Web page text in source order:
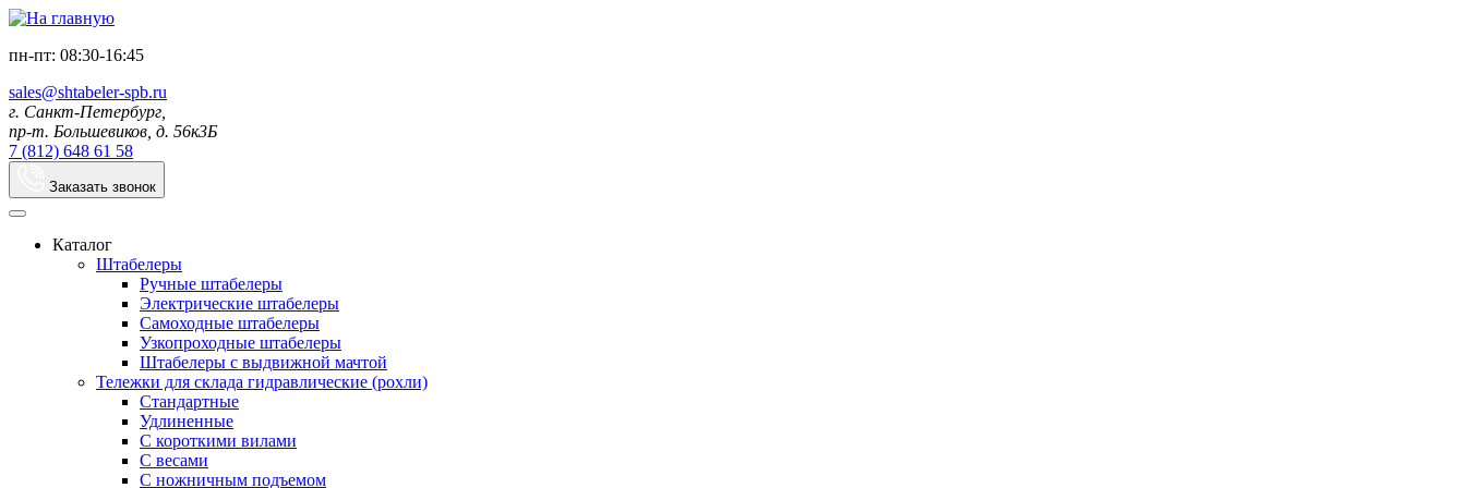
пн-пт: 08:30-16:45
sales@shtabeler-spb.ru
г. Санкт-Петербург,
пр-т. Большевиков, д. 56к3Б
7 (812) 648 61 58
Заказать звонок
Каталог
Штабелеры
Ручные штабелеры
Электрические штабелеры
Самоходные штабелеры
Узкопроходные штабелеры
Штабелеры с выдвижной мачтой
Тележки для склада гидравлические (рохли)
Стандартные
Удлиненные
С короткими вилами
С весами
С ножничным подъемом